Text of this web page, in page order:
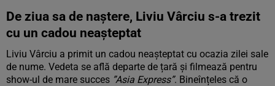
De ziua sa de naștere, Liviu Vârciu s-a trezit
cu un cadou neașteptat
Liviu Vârciu a primit un cadou neașteptat cu ocazia zilei sale
de nume. Vedeta se află departe de țară și filmează pentru
show-ul de mare succes ”Asia Express”. Bineînțeles că o